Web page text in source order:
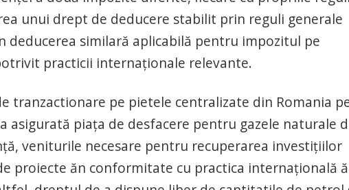
unui drept de deducere stabilit prin reguli generale
similară aplicabilă pentru impozitul pe
practicii internaționale relevante.
tranzactionare pe pietele centralizate din Romania
asigurată piața de desfacere pentru gazele naturale
veniturile necesare pentru recuperarea investițiilor
proiecte ăn conformitate cu practica internațională